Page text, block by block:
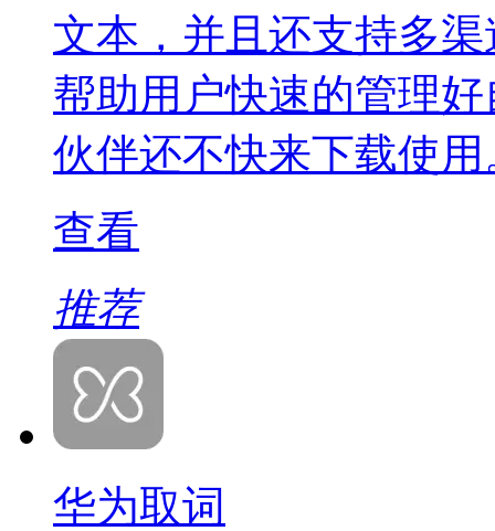
文本，并且还支持多
帮助用户快速的管理
伙伴还不快来下载使用
查看
推荐
华为取词